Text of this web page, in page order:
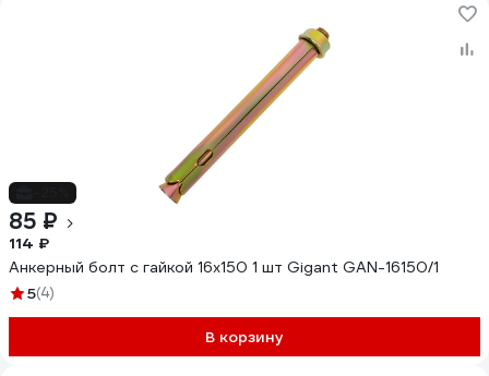
85 ₽
114 ₽
Анкерный болт с гайкой 16x150 1 шт Gigant GAN-16150/1
5(4)
В корзину